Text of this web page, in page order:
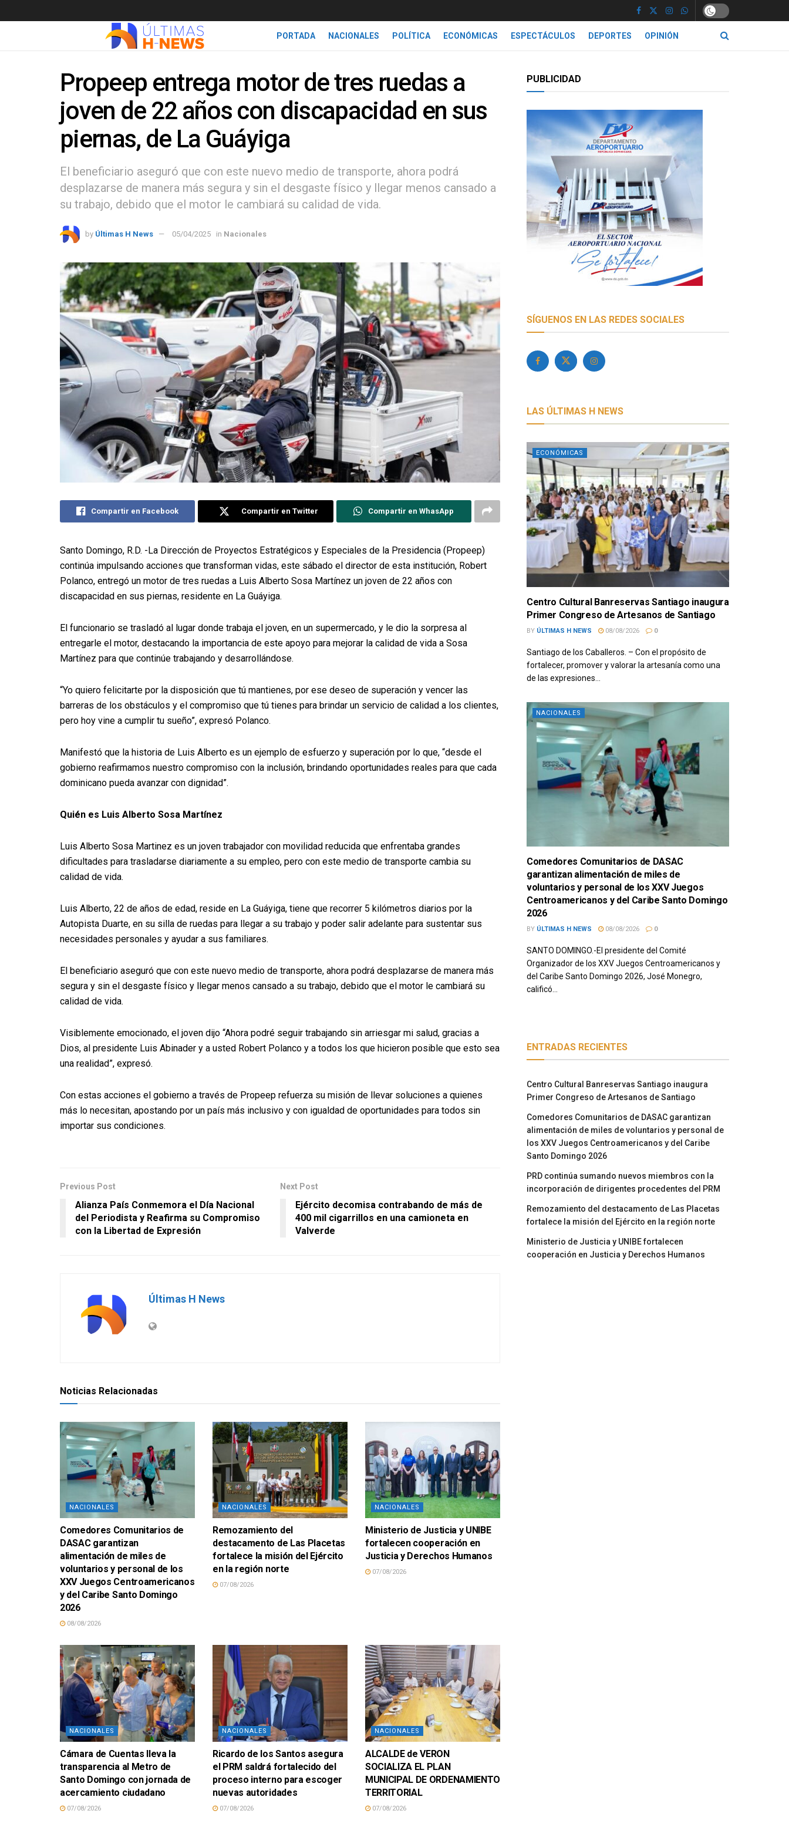
PORTADA NACIONALES POLÍTICA ECONÓMICAS ESPECTÁCULOS DEPORTES OPINIÓN
Propeep entrega motor de tres ruedas a
joven de 22 años con discapacidad en sus
piernas, de La Guáyiga
El beneficiario aseguró que con este nuevo medio de transporte, ahora podrá
desplazarse de manera más segura y sin el desgaste físico y llegar menos cansado a
su trabajo, debido que el motor le cambiará su calidad de vida.
by Últimas H News 05/04/2025 in Nacionales
Compartir en Facebook Compartir en Twitter Compartir en WhasApp
Santo Domingo, R.D. -La Dirección de Proyectos Estratégicos y Especiales de la Presidencia (Propeep)
continúa impulsando acciones que transforman vidas, este sábado el director de esta institución, Robert
Polanco, entregó un motor de tres ruedas a Luis Alberto Sosa Martínez un joven de 22 años con
discapacidad en sus piernas, residente en La Guáyiga.
El funcionario se trasladó al lugar donde trabaja el joven, en un supermercado, y le dio la sorpresa al
entregarle el motor, destacando la importancia de este apoyo para mejorar la calidad de vida a Sosa
Martínez para que continúe trabajando y desarrollándose.
“Yo quiero felicitarte por la disposición que tú mantienes, por ese deseo de superación y vencer las
barreras de los obstáculos y el compromiso que tú tienes para brindar un servicio de calidad a los clientes,
pero hoy vine a cumplir tu sueño”, expresó Polanco.
Manifestó que la historia de Luis Alberto es un ejemplo de esfuerzo y superación por lo que, “desde el
gobierno reafirmamos nuestro compromiso con la inclusión, brindando oportunidades reales para que cada
dominicano pueda avanzar con dignidad”.
Quién es Luis Alberto Sosa Martínez
Luis Alberto Sosa Martinez es un joven trabajador con movilidad reducida que enfrentaba grandes
dificultades para trasladarse diariamente a su empleo, pero con este medio de transporte cambia su
calidad de vida.
Luis Alberto, 22 de años de edad, reside en La Guáyiga, tiene que recorrer 5 kilómetros diarios por la
Autopista Duarte, en su silla de ruedas para llegar a su trabajo y poder salir adelante para sustentar sus
necesidades personales y ayudar a sus familiares.
El beneficiario aseguró que con este nuevo medio de transporte, ahora podrá desplazarse de manera más
segura y sin el desgaste físico y llegar menos cansado a su trabajo, debido que el motor le cambiará su
calidad de vida.
Visiblemente emocionado, el joven dijo “Ahora podré seguir trabajando sin arriesgar mi salud, gracias a
Dios, al presidente Luis Abinader y a usted Robert Polanco y a todos los que hicieron posible que esto sea
una realidad”, expresó.
Con estas acciones el gobierno a través de Propeep refuerza su misión de llevar soluciones a quienes
más lo necesitan, apostando por un país más inclusivo y con igualdad de oportunidades para todos sin
importar sus condiciones.
Previous Post
Alianza País Conmemora el Día Nacional
del Periodista y Reafirma su Compromiso
con la Libertad de Expresión
Next Post
Ejército decomisa contrabando de más de
400 mil cigarrillos en una camioneta en
Valverde
Últimas H News
Noticias Relacionadas
NACIONALES
Comedores Comunitarios de
DASAC garantizan
alimentación de miles de
voluntarios y personal de los
XXV Juegos Centroamericanos
y del Caribe Santo Domingo
2026
08/08/2026
NACIONALES
Remozamiento del
destacamento de Las Placetas
fortalece la misión del Ejército
en la región norte
07/08/2026
NACIONALES
Ministerio de Justicia y UNIBE
fortalecen cooperación en
Justicia y Derechos Humanos
07/08/2026
NACIONALES
Cámara de Cuentas lleva la
transparencia al Metro de
Santo Domingo con jornada de
acercamiento ciudadano
07/08/2026
NACIONALES
Ricardo de los Santos asegura
el PRM saldrá fortalecido del
proceso interno para escoger
nuevas autoridades
07/08/2026
NACIONALES
ALCALDE de VERON
SOCIALIZA EL PLAN
MUNICIPAL DE ORDENAMIENTO
TERRITORIAL
07/08/2026
PUBLICIDAD
SÍGUENOS EN LAS REDES SOCIALES
LAS ÚLTIMAS H NEWS
ECONÓMICAS
Centro Cultural Banreservas Santiago inaugura
Primer Congreso de Artesanos de Santiago
BY ÚLTIMAS H NEWS 08/08/2026 0
Santiago de los Caballeros. – Con el propósito de
fortalecer, promover y valorar la artesanía como una
de las expresiones...
NACIONALES
Comedores Comunitarios de DASAC
garantizan alimentación de miles de
voluntarios y personal de los XXV Juegos
Centroamericanos y del Caribe Santo Domingo
2026
BY ÚLTIMAS H NEWS 08/08/2026 0
SANTO DOMINGO.-El presidente del Comité
Organizador de los XXV Juegos Centroamericanos y
del Caribe Santo Domingo 2026, José Monegro,
calificó...
ENTRADAS RECIENTES
Centro Cultural Banreservas Santiago inaugura
Primer Congreso de Artesanos de Santiago
Comedores Comunitarios de DASAC garantizan
alimentación de miles de voluntarios y personal de
los XXV Juegos Centroamericanos y del Caribe
Santo Domingo 2026
PRD continúa sumando nuevos miembros con la
incorporación de dirigentes procedentes del PRM
Remozamiento del destacamento de Las Placetas
fortalece la misión del Ejército en la región norte
Ministerio de Justicia y UNIBE fortalecen
cooperación en Justicia y Derechos Humanos